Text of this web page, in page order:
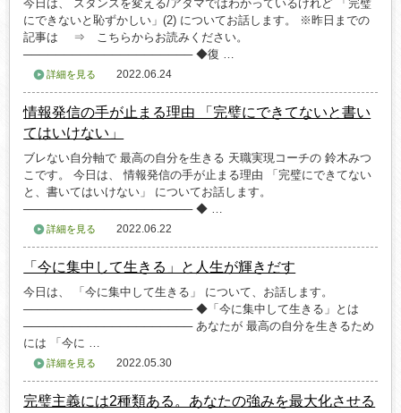
今日は、 スタンスを変える/アタマではわかっているけれど 「完璧
にできないと恥ずかしい」(2) についてお話します。 ※昨日までの
記事は ⇒ こちらからお読みください。
───────────────────── ◆復 …
詳細を見る 2022.06.24
情報発信の手が止まる理由 「完璧にできてないと書い
てはいけない」
ブレない自分軸で 最高の自分を生きる 天職実現コーチの 鈴木みつ
こです。 今日は、 情報発信の手が止まる理由 「完璧にできてない
と、書いてはいけない」 についてお話します。
───────────────────── ◆ …
詳細を見る 2022.06.22
「今に集中して生きる」と人生が輝きだす
今日は、 「今に集中して生きる」 について、お話します。
───────────────────── ◆「今に集中して生きる」とは
───────────────────── あなたが 最高の自分を生きるため
には 「今に …
詳細を見る 2022.05.30
完璧主義には2種類ある。あなたの強みを最大化させる